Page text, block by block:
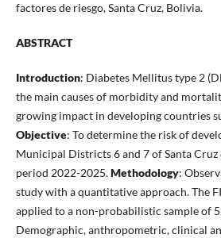
factores de riesgo, Santa Cruz, Bolivia.
ABSTRACT
Introduction: Diabetes Mellitus type 2
the main causes of morbidity and
growing impact in developing countries
Objective: To determine the risk of
Municipal Districts 6 and 7 of Santa
period 2022-2025.Methodology:
study with a quantitative approach. The
applied to a non-probabilistic sample of
Demographic, anthropometric, clinical